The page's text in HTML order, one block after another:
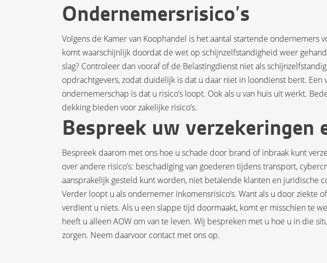
Ondernemersrisico’s
Volgens de Kamer van Koophandel is het aantal startende ondernemers
komt waarschijnlijk doordat de wet op schijnzelfstandigheid weer
slag? Controleer dan vooraf of de Belastingdienst niet als
opdrachtgevers, zodat duidelijk is dat u daar niet in loondienst bent. Een
ondernemerschap is dat u risico’s loopt. Ook als u van huis uit werkt.
dekking bieden voor zakelijke risico’s.
Bespreek uw verzekeringen
Bespreek daarom met ons hoe u schade door brand of inbraak kunt
over andere risico’s: beschadiging van goederen tijdens transport,
aansprakelijk gesteld kunt worden, niet betalende klanten en juridische
Verder loopt u als ondernemer inkomensrisico’s. Want als u door ziekte
verdient u niets. Als u een slappe tijd doormaakt, komt er misschien te
heeft u alleen AOW om van te leven. Wij bespreken met u hoe u in die
zorgen. Neem daarvoor contact met ons op.